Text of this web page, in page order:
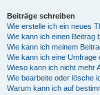
Beiträge schreiben
Wie erstelle ich ein neues
Wie kann ich einen Beitrag
Wie kann ich meinem
Wie kann ich eine Umfrage
Wieso kann ich nicht mehr
Wie bearbeite oder lösche
Warum kann ich auf